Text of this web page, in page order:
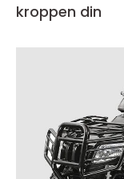
kroppen din